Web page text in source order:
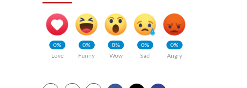
0%
Love
0%
Funny
0%
Wow
0%
Sad
0%
Angry